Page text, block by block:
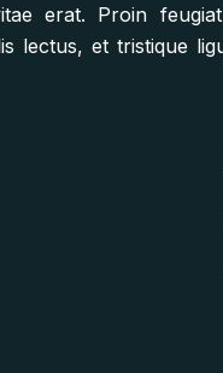
erat. Proin
lectus, et tristique